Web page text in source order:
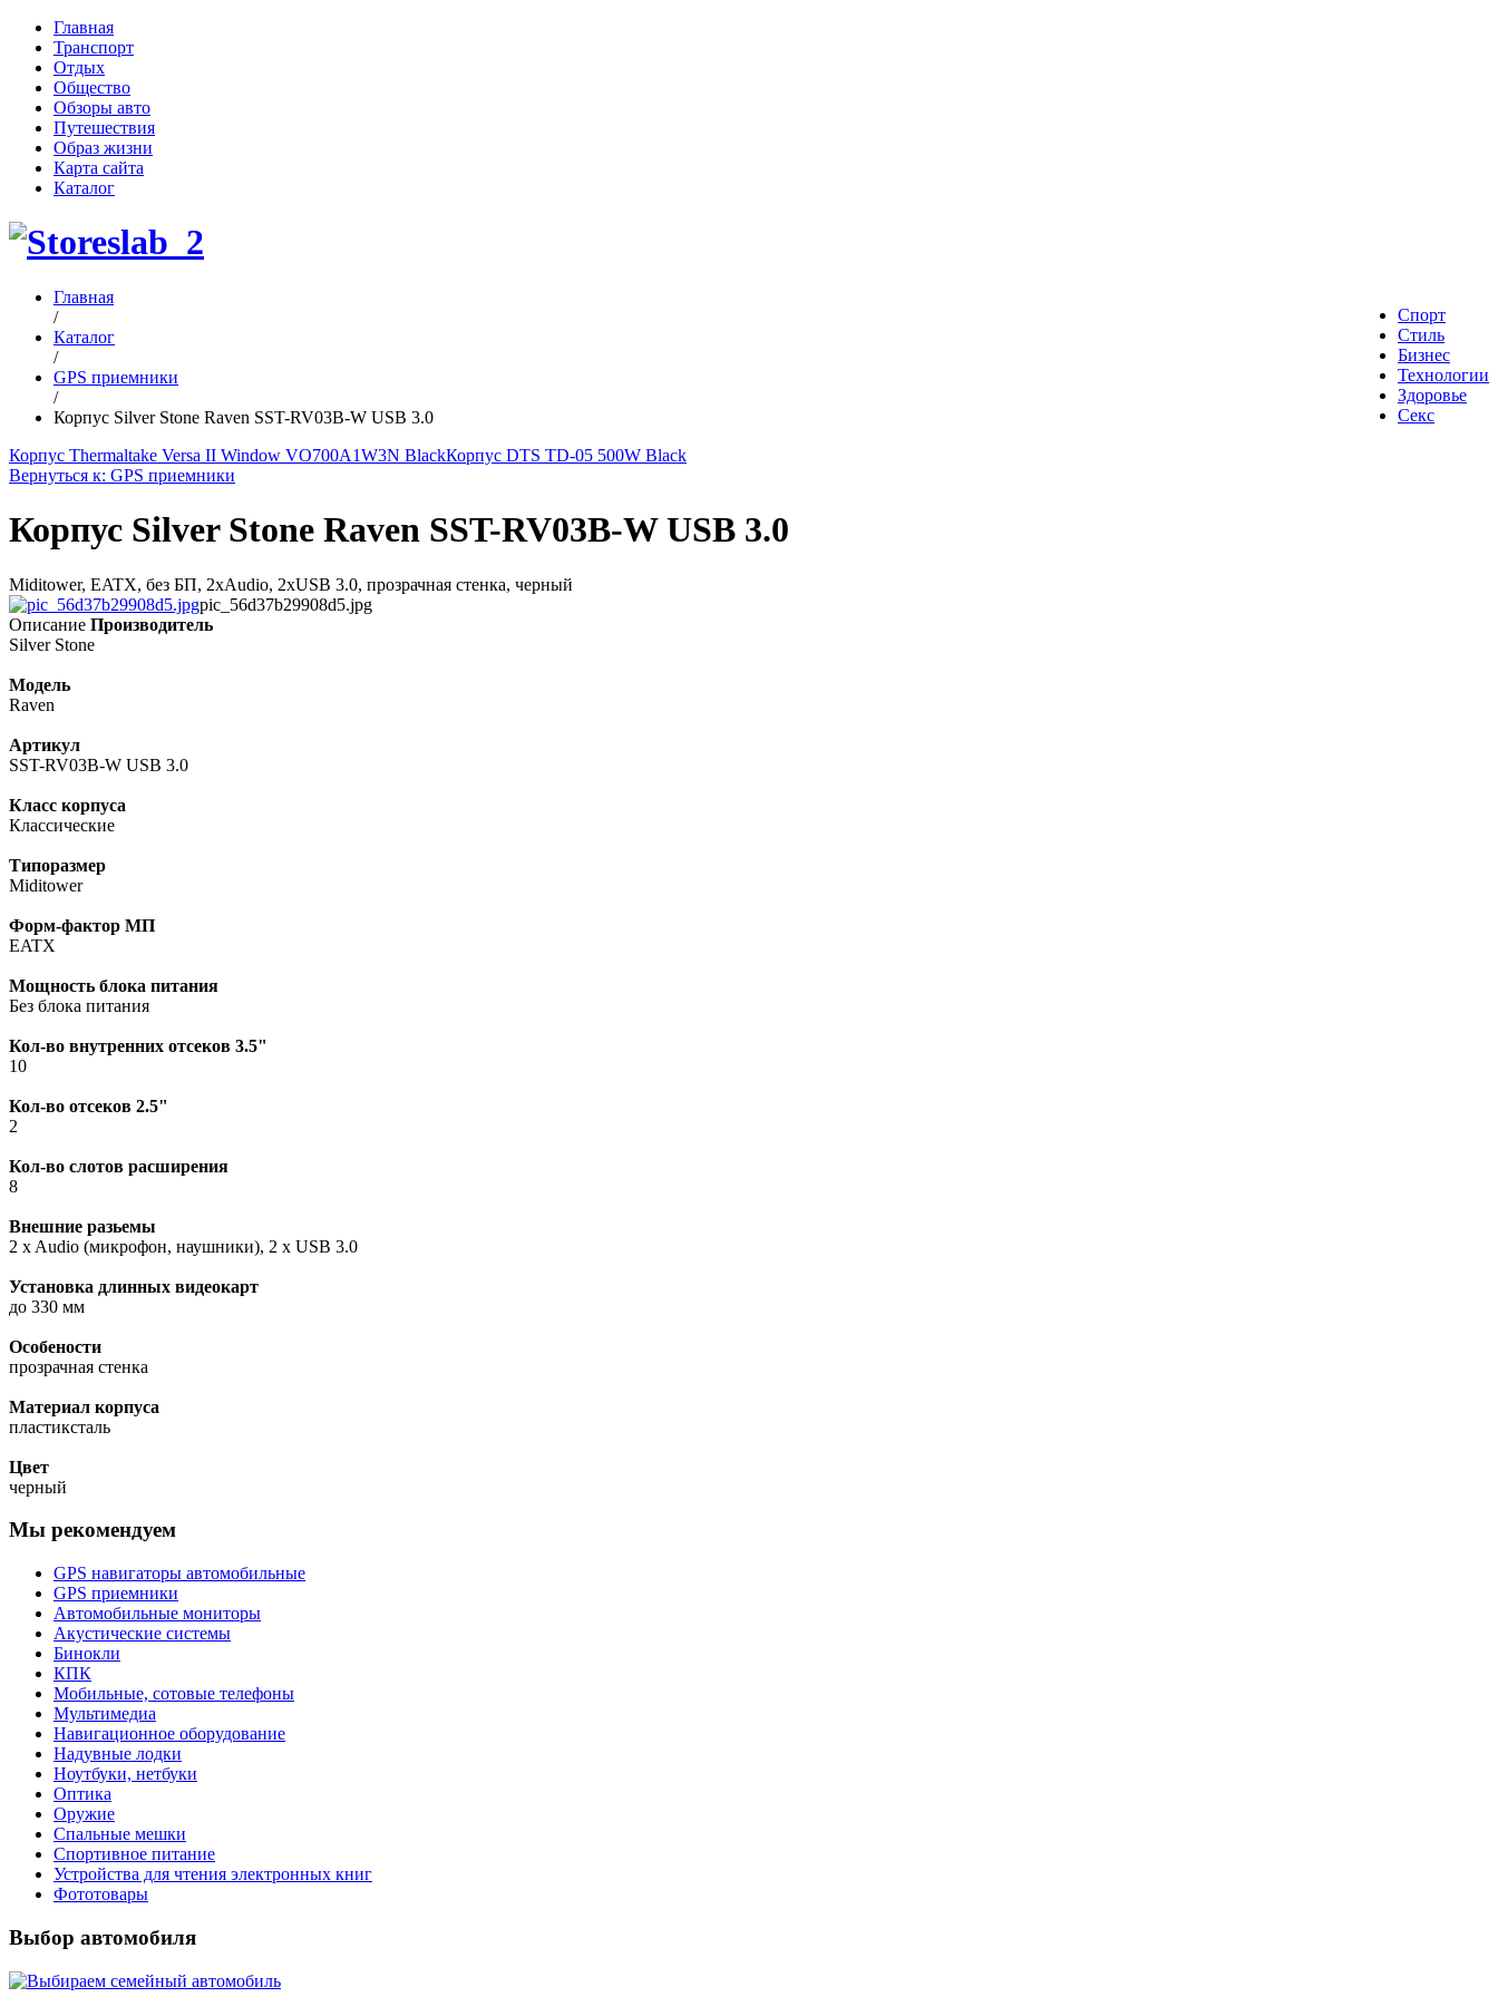
Главная
Транспорт
Отдых
Общество
Обзоры авто
Путешествия
Образ жизни
Карта сайта
Каталог
Спорт
Стиль
Бизнес
Технологии
Здоровье
Секс
Главная
/
Каталог
/
GPS приемники
/
Корпус Silver Stone Raven SST-RV03B-W USB 3.0
Корпус Thermaltake Versa II Window VO700A1W3N BlackКорпус DTS TD-05 500W Black
Вернуться к: GPS приемники
Корпус Silver Stone Raven SST-RV03B-W USB 3.0
Miditower, EATX, без БП, 2xAudio, 2xUSB 3.0, прозрачная стенка, черный
pic_56d37b29908d5.jpg
Описание Производитель
Silver Stone
Модель
Raven
Артикул
SST-RV03B-W USB 3.0
Класс корпуса
Классические
Типоразмер
Miditower
Форм-фактор МП
EATX
Мощность блока питания
Без блока питания
Кол-во внутренних отсеков 3.5"
10
Кол-во отсеков 2.5"
2
Кол-во слотов расширения
8
Внешние разьемы
2 x Audio (микрофон, наушники), 2 x USB 3.0
Установка длинных видеокарт
до 330 мм
Особености
прозрачная стенка
Материал корпуса
пластиксталь
Цвет
черный
Мы рекомендуем
GPS навигаторы автомобильные
GPS приемники
Автомобильные мониторы
Акустические системы
Бинокли
КПК
Мобильные, сотовые телефоны
Мультимедиа
Навигационное оборудование
Надувные лодки
Ноутбуки, нетбуки
Оптика
Оружие
Спальные мешки
Спортивное питание
Устройства для чтения электронных книг
Фототовары
Выбор автомобиля